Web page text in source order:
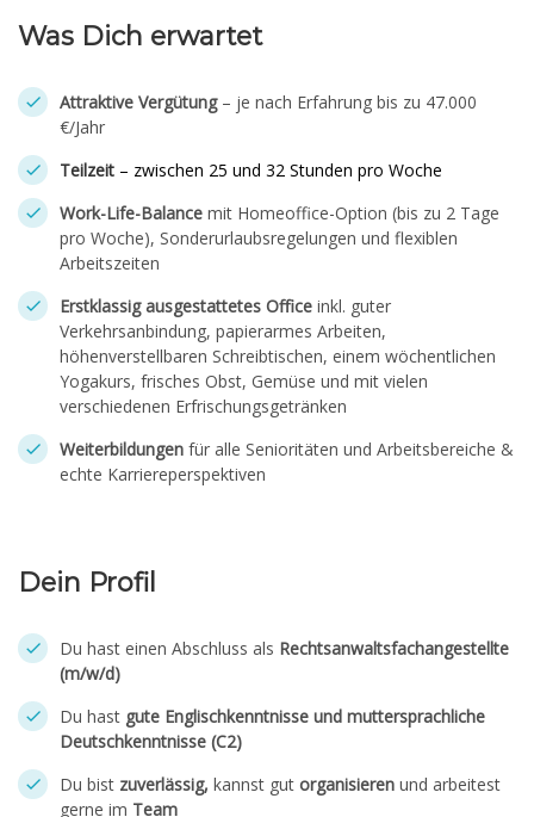
Was Dich erwartet
Attraktive Vergütung– je nach Erfahrung bis zu 47.000
€/Jahr
Teilzeit – zwischen 25 und 32 Stunden pro Woche
Work-Life-Balance mit Homeoffice-Option (bis zu 2 Tage
pro Woche), Sonderurlaubsregelungen und flexiblen
Arbeitszeiten
Erstklassig ausgestattetes Office inkl. guter
Verkehrsanbindung, papierarmes Arbeiten,
höhenverstellbaren Schreibtischen, einem wöchentlichen
Yogakurs, frisches Obst, Gemüse und mit vielen
verschiedenen Erfrischungsgetränken
Weiterbildungen für alle Senioritäten und Arbeitsbereiche &
echte Karriereperspektiven
Dein Profil
Du hast einen Abschluss als Rechtsanwaltsfachangestellte
(m/w/d)
Du hast gute Englischkenntnisse und muttersprachliche
Deutschkenntnisse (C2)
Du bist zuverlässig, kannst gut organisieren und arbeitest
gerne im Team